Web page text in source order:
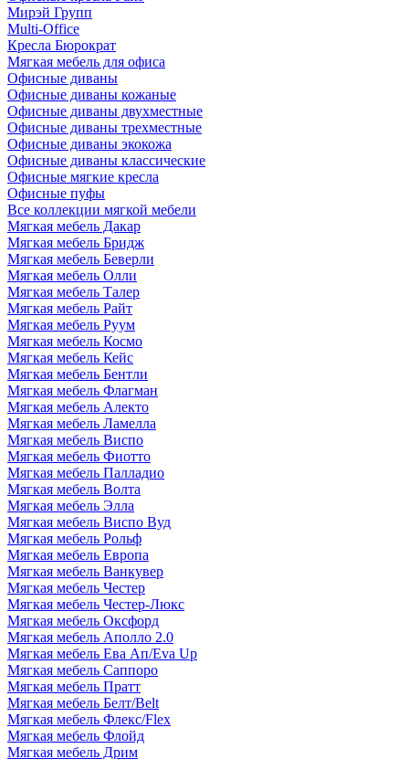
Мирэй Групп
Multi-Office
Кресла Бюрократ
Мягкая мебель для офиса
Офисные диваны
Офисные диваны кожаные
Офисные диваны двухместные
Офисные диваны трехместные
Офисные диваны экокожа
Офисные диваны классические
Офисные мягкие кресла
Офисные пуфы
Все коллекции мягкой мебели
Мягкая мебель Дакар
Мягкая мебель Бридж
Мягкая мебель Беверли
Мягкая мебель Олли
Мягкая мебель Талер
Мягкая мебель Райт
Мягкая мебель Руум
Мягкая мебель Космо
Мягкая мебель Кейс
Мягкая мебель Бентли
Мягкая мебель Флагман
Мягкая мебель Алекто
Мягкая мебель Ламелла
Мягкая мебель Виспо
Мягкая мебель Фиотто
Мягкая мебель Палладио
Мягкая мебель Волта
Мягкая мебель Элла
Мягкая мебель Виспо Вуд
Мягкая мебель Рольф
Мягкая мебель Европа
Мягкая мебель Ванкувер
Мягкая мебель Честер
Мягкая мебель Честер-Люкс
Мягкая мебель Оксфорд
Мягкая мебель Аполло 2.0
Мягкая мебель Ева Ап/Eva Up
Мягкая мебель Саппоро
Мягкая мебель Пратт
Мягкая мебель Белт/Belt
Мягкая мебель Флекс/Flex
Мягкая мебель Флойд
Мягкая мебель Дрим